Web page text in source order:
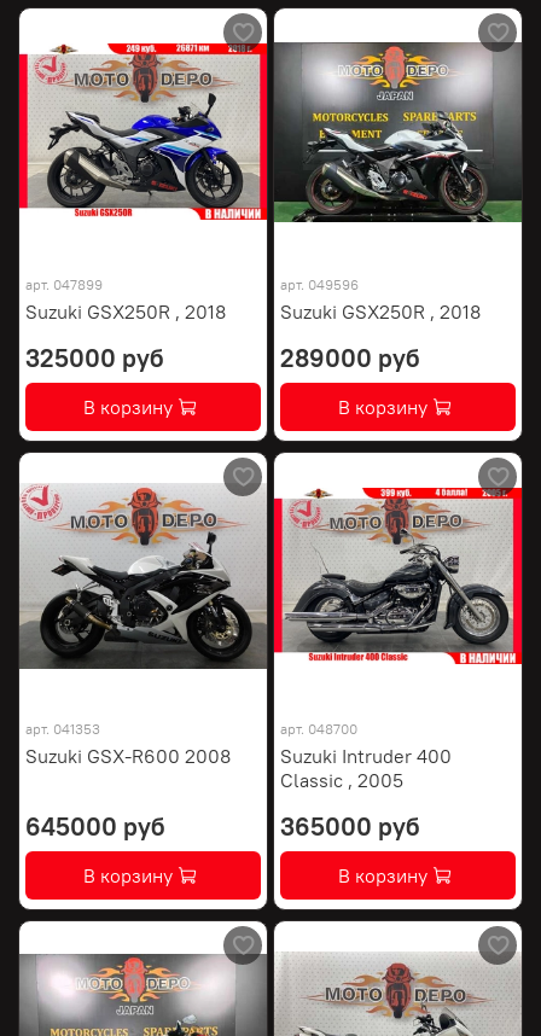
арт. 047899
Suzuki GSX250R , 2018
325000 руб
В корзину
арт. 049596
Suzuki GSX250R , 2018
289000 руб
В корзину
арт. 041353
Suzuki GSX-R600 2008
645000 руб
В корзину
арт. 048700
Suzuki Intruder 400
Classic , 2005
365000 руб
В корзину